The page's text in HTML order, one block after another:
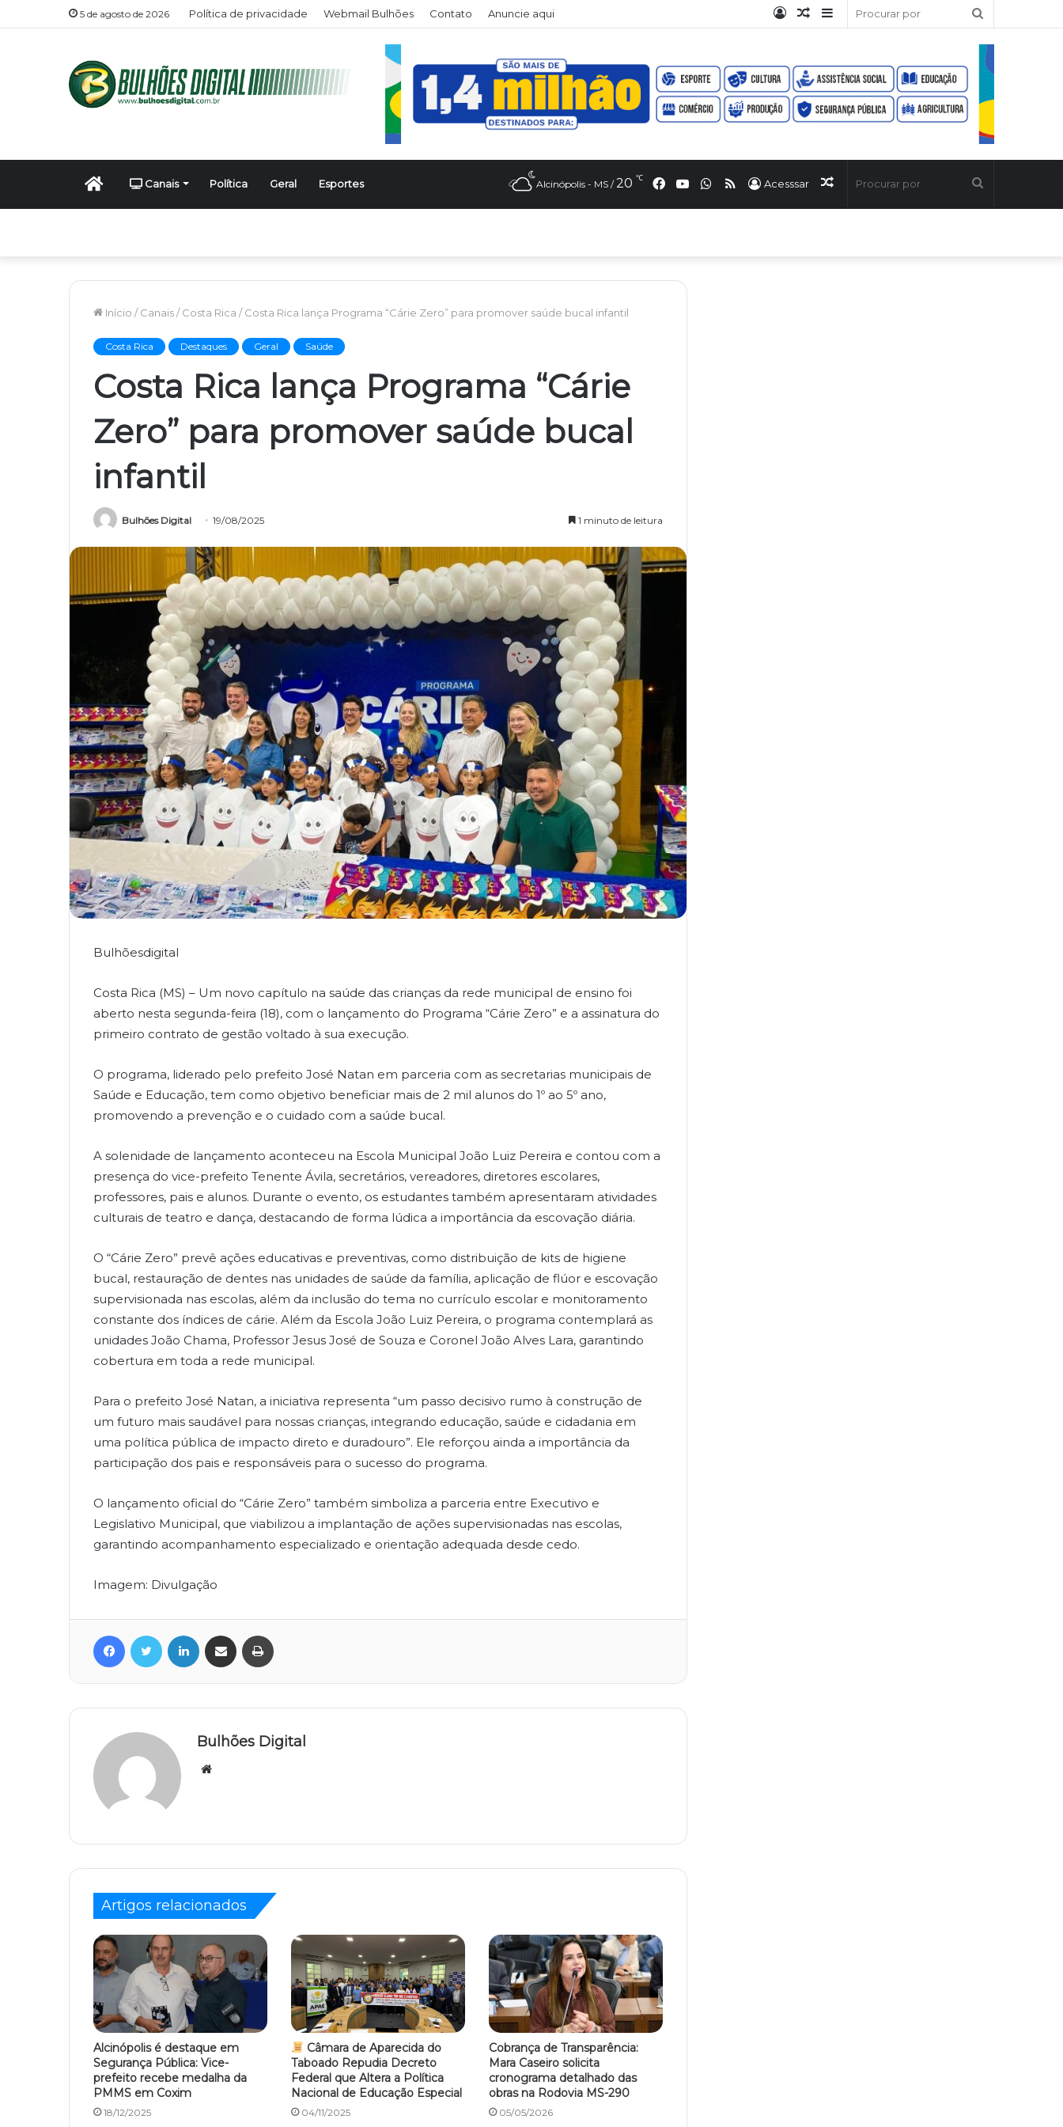
5 de agosto de 2026 Política de privacidade Webmail Bulhões Contato Anuncie aqui
por
Barra
Artigo
Entrar
Início Canais Política Geral Esportes Artigo
Acesssar
RSS
WhatsApp
YouTube
Facebook
Alcinópolis - MS / 20 ℃
Início / Canais/ Costa Rica / Costa Rica lança Programa “Cárie Zero” para promover saúde bucal infantil
Costa Rica Destaques Geral Saúde
Costa Rica lança Programa “Cárie
Zero” para promover saúde bucal
infantil
Bulhões Digital 19/08/2025 1 minuto de leitura
Bulhõesdigital
Costa Rica (MS) – Um novo capítulo na saúde das crianças da rede municipal de ensino foi
aberto nesta segunda-feira (18), com o lançamento do Programa “Cárie Zero” e a assinatura do
primeiro contrato de gestão voltado à sua execução.
O programa, liderado pelo prefeito José Natan em parceria com as secretarias municipais de
Saúde e Educação, tem como objetivo beneficiar mais de 2 mil alunos do 1º ao 5º ano,
promovendo a prevenção e o cuidado com a saúde bucal.
A solenidade de lançamento aconteceu na Escola Municipal João Luiz Pereira e contou com a
presença do vice-prefeito Tenente Ávila, secretários, vereadores, diretores escolares,
professores, pais e alunos. Durante o evento, os estudantes também apresentaram atividades
culturais de teatro e dança, destacando de forma lúdica a importância da escovação diária.
O “Cárie Zero” prevê ações educativas e preventivas, como distribuição de kits de higiene
bucal, restauração de dentes nas unidades de saúde da família, aplicação de flúor e escovação
supervisionada nas escolas, além da inclusão do tema no currículo escolar e monitoramento
constante dos índices de cárie. Além da Escola João Luiz Pereira, o programa contemplará as
unidades João Chama, Professor Jesus José de Souza e Coronel João Alves Lara, garantindo
cobertura em toda a rede municipal.
Para o prefeito José Natan, a iniciativa representa “um passo decisivo rumo à construção de
um futuro mais saudável para nossas crianças, integrando educação, saúde e cidadania em
uma política pública de impacto direto e duradouro”. Ele reforçou ainda a importância da
participação dos pais e responsáveis para o sucesso do programa.
O lançamento oficial do “Cárie Zero” também simboliza a parceria entre Executivo e
Legislativo Municipal, que viabilizou a implantação de ações supervisionadas nas escolas,
garantindo acompanhamento especializado e orientação adequada desde cedo.
Imagem: Divulgação
FacebookTwitter Linkedin Compartilhar via e-mail
Bulhões Digital
Website
Artigos relacionados
Alcinópolis é destaque em
Segurança Pública: Vice-
prefeito recebe medalha da
PMMS em Coxim
18/12/2025
Câmara de Aparecida do
Taboado Repudia Decreto
Federal que Altera a Política
Nacional de Educação Especial
04/11/2025
Cobrança de Transparência:
Mara Caseiro solicita
cronograma detalhado das
obras na Rodovia MS-290
05/05/2026